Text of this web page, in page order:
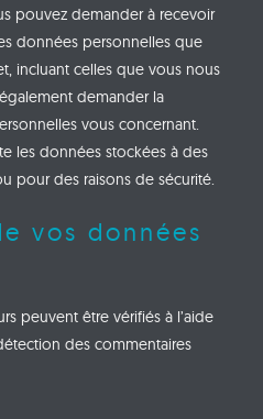
pouvez demander à recevoir
données personnelles que
incluant celles que vous nous
demander la
vous concernant.
les données stockées à des
pour des raisons de sécurité.
vos données
peuvent être vérifiés à l’aide
des commentaires